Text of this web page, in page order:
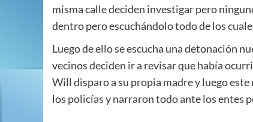
misma calle deciden investigar pero
dentro pero escuchándolo todo de los
Luego de ello se escucha una detonación
vecinos deciden ir a revisar que había
Will disparo a su propia madre y luego
los policías y narraron todo ante los entes